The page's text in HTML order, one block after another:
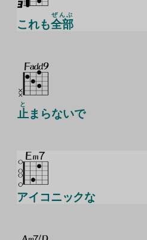
これも全部
ぜんぶ
止
と
まらないで
アイコニックな